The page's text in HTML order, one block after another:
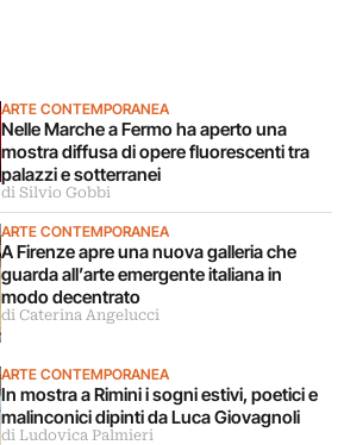
ARTE CONTEMPORANEA
Nelle Marche a Fermo ha aperto una
mostra diffusa di opere fluorescenti tra
palazzi e sotterranei
di Silvio Gobbi
ARTE CONTEMPORANEA
A Firenze apre una nuova galleria che
guarda all’arte emergente italiana in
modo decentrato
di Caterina Angelucci
ARTE CONTEMPORANEA
In mostra a Rimini i sogni estivi, poetici e
malinconici dipinti da Luca Giovagnoli
di Ludovica Palmieri